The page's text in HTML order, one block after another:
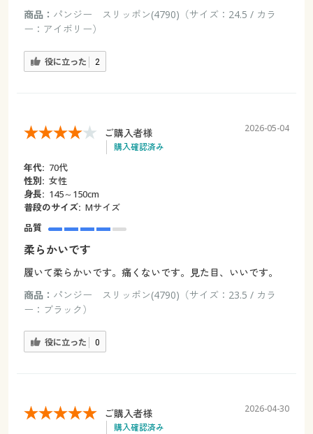
商品： パンジー スリッポン(4790)（サイズ：24.5 / カラ
ー：アイボリー）
役に立った 2
ご購入者様
購入確認済み
2026-05-04
年代: 70代
性別: 女性
身長: 145～150cm
普段のサイズ: Mサイズ
品質
柔らかいです
履いて柔らかいです。痛くないです。見た目、いいです。
商品： パンジー スリッポン(4790)（サイズ：23.5 / カラ
ー：ブラック）
役に立った 0
ご購入者様
購入確認済み
2026-04-30